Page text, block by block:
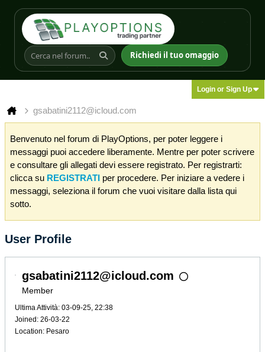
Richiedi il tuo omaggio
Login or Sign Up
gsabatini2112@icloud.com
Benvenuto nel forum di PlayOptions, per poter leggere i
messaggi puoi accedere liberamente. Mentre per poter scrivere
e consultare gli allegati devi essere registrato. Per registrarti:
clicca su REGISTRATI per procedere. Per iniziare a vedere i
messaggi, seleziona il forum che vuoi visitare dalla lista qui
sotto.
User Profile
gsabatini2112@icloud.com
Member
Ultima Attività: 03-09-25, 22:38
Joined: 26-03-22
Location: Pesaro